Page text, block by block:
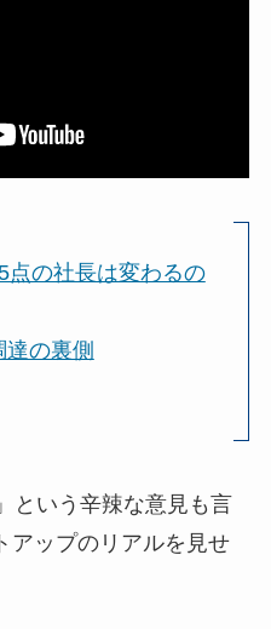
点の社長は変わるの
の裏側
という辛辣な意見も言
アップのリアルを見せ